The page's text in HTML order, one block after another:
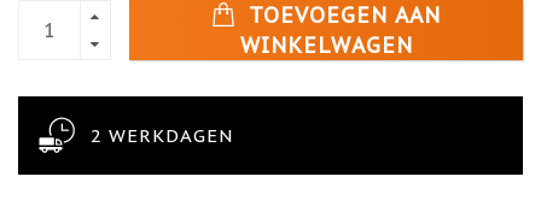
TOEVOEGEN AAN
WINKELWAGEN
2 WERKDAGEN